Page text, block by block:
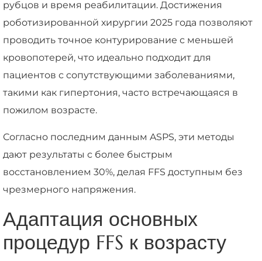
рубцов и время реабилитации. Достижения
роботизированной хирургии 2025 года позволяют
проводить точное контурирование с меньшей
кровопотерей, что идеально подходит для
пациентов с сопутствующими заболеваниями,
такими как гипертония, часто встречающаяся в
пожилом возрасте.
Согласно последним данным ASPS, эти методы
дают результаты с более быстрым
восстановлением 30%, делая FFS доступным без
чрезмерного напряжения.
Адаптация основных
процедур FFS к возрасту